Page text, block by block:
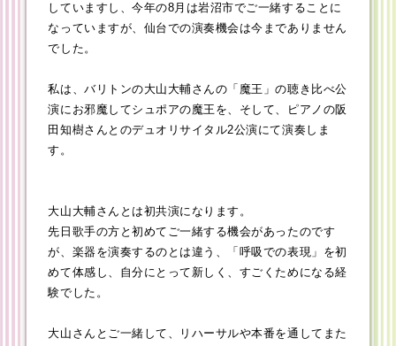
していますし、今年の8月は岩沼市でご一緒することに
なっていますが、仙台での演奏機会は今までありません
でした。
私は、バリトンの大山大輔さんの「魔王」の聴き比べ公
演にお邪魔してシュポアの魔王を、そして、ピアノの阪
田知樹さんとのデュオリサイタル2公演にて演奏しま
す。
大山大輔さんとは初共演になります。
先日歌手の方と初めてご一緒する機会があったのです
が、楽器を演奏するのとは違う、「呼吸での表現」を初
めて体感し、自分にとって新しく、すごくためになる経
験でした。
大山さんとご一緒して、リハーサルや本番を通してまた